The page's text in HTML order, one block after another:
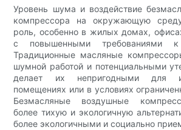
Уровень шума и воздействие
компрессора на окружающую
роль, особенно в жилых домах,
с повышенными требованиями
Традиционные масляные
шумной работой и потенциальными
делает их непригодными для
помещениях или в условиях
Безмасляные воздушные
более тихую и экологичную
более экологичными и социально